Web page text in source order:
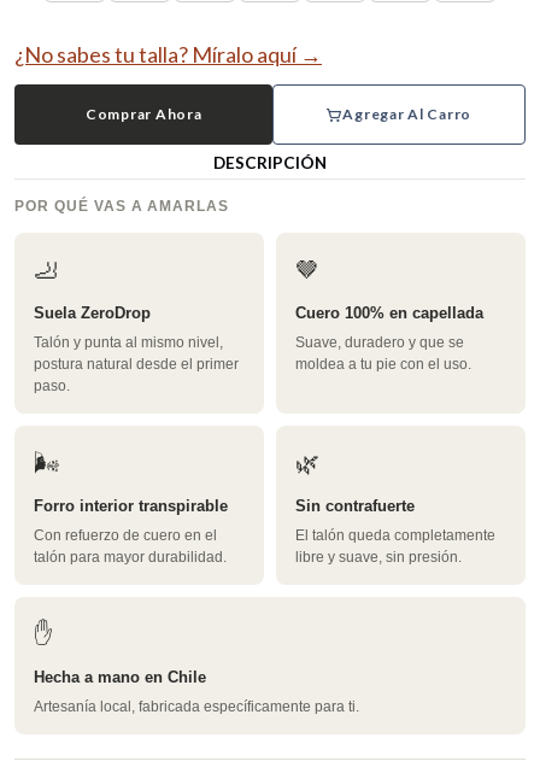
¿No sabes tu talla? Míralo aquí →
Agregar Al Carro
Comprar Ahora
DESCRIPCIÓN
POR QUÉ VAS A AMARLAS
🦶
Suela ZeroDrop
Talón y punta al mismo nivel,
postura natural desde el primer
paso.
🤎
Cuero 100% en capellada
Suave, duradero y que se
moldea a tu pie con el uso.
🌬️
Forro interior transpirable
Con refuerzo de cuero en el
talón para mayor durabilidad.
🌿
Sin contrafuerte
El talón queda completamente
libre y suave, sin presión.
✋
Hecha a mano en Chile
Artesanía local, fabricada específicamente para ti.